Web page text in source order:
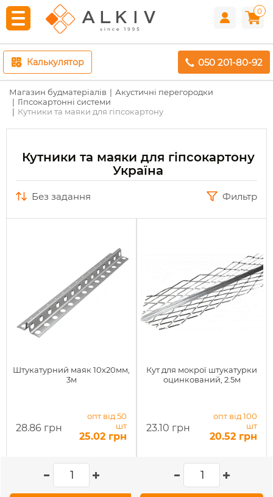
0
Калькулятор 050 201-80-92
Магазин будматеріалів
Акустичні перегородки
Гіпсокартонні системи
Кутники та маяки для гіпсокартону
Кутники та маяки для гіпсокартону
Україна
без задання Фильтр
Штукатурний маяк 10х20мм,
3м
28.86 грн
опт від 50
шт
25.02 грн
Кут для мокрої штукатурки
оцинкований, 2.5м
23.10 грн
опт від 100
шт
20.52 грн